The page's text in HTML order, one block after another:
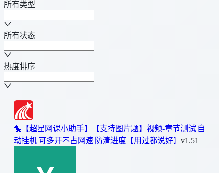
所有类型
所有状态
热度排序
🐤【超星网课小助手】【支持图片题】视频-章节测试|自
动挂机|可多开不占网速|防清进度【用过都说好】 v1.51